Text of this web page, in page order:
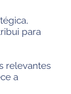
para
relevantes
a